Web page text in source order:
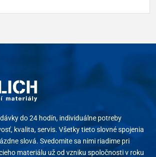
do 24 hodín, individuálne potreby
kvalita, servis. Všetky tieto slovné spojenia
slová. Svedomite sa nimi riadime pri
materiálu už od vzniku spoločnosti v roku